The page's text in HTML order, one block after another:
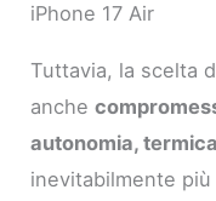
iPhone 17 Air
Tuttavia, la scelta
anche
autonomia,
inevitabilmente